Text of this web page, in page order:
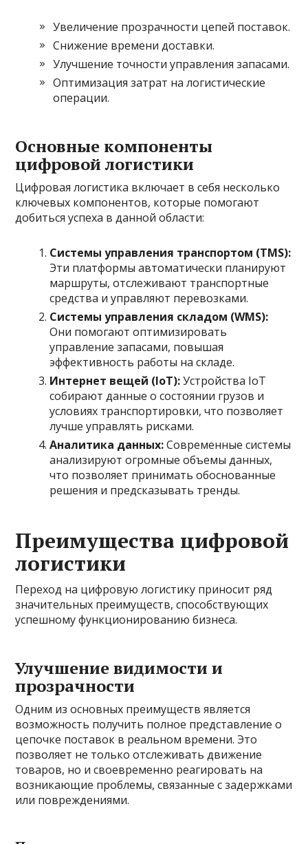
Увеличение прозрачности цепей поставок.
Снижение времени доставки.
Улучшение точности управления запасами.
Оптимизация затрат на логистические
операции.
Основные компоненты
цифровой логистики
Цифровая логистика включает в себя несколько
ключевых компонентов, которые помогают
добиться успеха в данной области:
Системы управления транспортом (TMS):
Эти платформы автоматически планируют
маршруты, отслеживают транспортные
средства и управляют перевозками.
Системы управления складом (WMS):
Они помогают оптимизировать
управление запасами, повышая
эффективность работы на складе.
Интернет вещей (IoT):Устройства IoT
собирают данные о состоянии грузов и
условиях транспортировки, что позволяет
лучше управлять рисками.
Аналитика данных:Современные системы
анализируют огромные объемы данных,
что позволяет принимать обоснованные
решения и предсказывать тренды.
Преимущества цифровой
логистики
Переход на цифровую логистику приносит ряд
значительных преимуществ, способствующих
успешному функционированию бизнеса.
Улучшение видимости и
прозрачности
Одним из основных преимуществ является
возможность получить полное представление о
цепочке поставок в реальном времени. Это
позволяет не только отслеживать движение
товаров, но и своевременно реагировать на
возникающие проблемы, связанные с задержками
или повреждениями.